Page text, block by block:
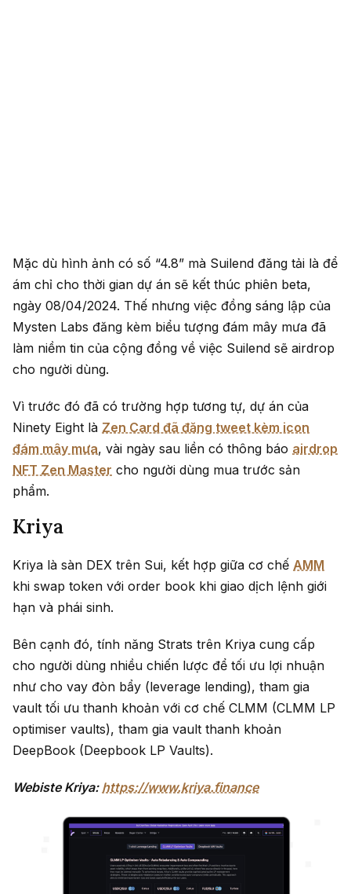
Mặc dù hình ảnh có số “4.8” mà Suilend đăng tải là để
ám chỉ cho thời gian dự án sẽ kết thúc phiên beta,
ngày 08/04/2024. Thế nhưng việc đồng sáng lập của
Mysten Labs đăng kèm biểu tượng đám mây mưa đã
làm niềm tin của cộng đồng về việc Suilend sẽ airdrop
cho người dùng.
Vì trước đó đã có trường hợp tương tự, dự án của
Ninety Eight là Zen Card đã đăng tweet kèm icon
đám mây mưa, vài ngày sau liền có thông báo airdrop
NFT Zen Master cho người dùng mua trước sản
phẩm.
Kriya
Kriya là sàn DEX trên Sui, kết hợp giữa cơ chế AMM
khi swap token với order book khi giao dịch lệnh giới
hạn và phái sinh.
Bên cạnh đó, tính năng Strats trên Kriya cung cấp
cho người dùng nhiều chiến lược để tối ưu lợi nhuận
như cho vay đòn bẩy (leverage lending), tham gia
vault tối ưu thanh khoản với cơ chế CLMM (CLMM LP
optimiser vaults), tham gia vault thanh khoản
DeepBook (Deepbook LP Vaults).
Webiste Kriya: https://www.kriya.finance